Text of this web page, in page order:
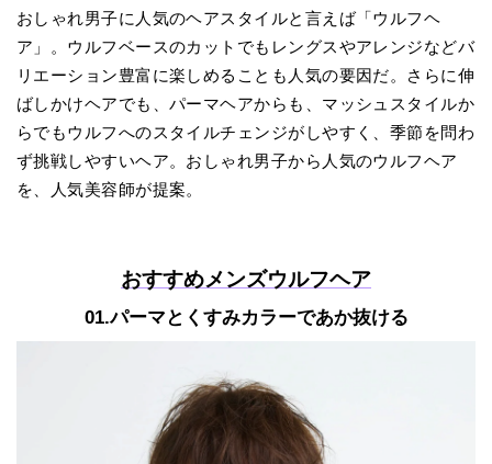
おしゃれ男子に人気のヘアスタイルと言えば「ウルフヘ
ア」。ウルフベースのカットでもレングスやアレンジなどバ
リエーション豊富に楽しめることも人気の要因だ。さらに伸
ばしかけヘアでも、パーマヘアからも、マッシュスタイルか
らでもウルフへのスタイルチェンジがしやすく、季節を問わ
ず挑戦しやすいヘア。おしゃれ男子から人気のウルフヘア
を、人気美容師が提案。
おすすめメンズウルフヘア
01.パーマとくすみカラーであか抜ける